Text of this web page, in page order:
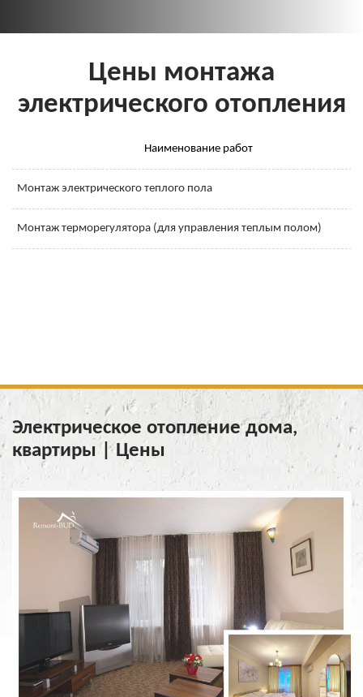
Цены монтажа
электрического отопления
Наименование работ
Монтаж электрического теплого пола
Монтаж терморегулятора (для управления теплым полом)
Электрическое отопление дома,
квартиры | Цены